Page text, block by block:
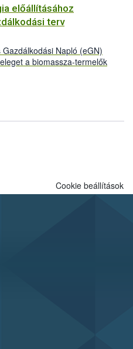
előállításához
terv
Napló (eGN)
a biomassza-termelők
Az új online
tervek fogadására
annak elkészítését is segíti.
Cookie beállítások